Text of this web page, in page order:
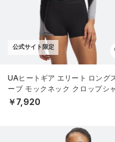
公式サイト限定
UAヒートギア エリート ロング
ーブ モックネック クロップシャ
（トレーニング/WOMEN）
￥7,920